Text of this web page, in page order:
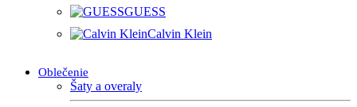
GUESS
Calvin Klein
Oblečenie
Šaty a overaly